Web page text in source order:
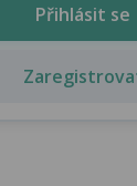
Přihlásit se